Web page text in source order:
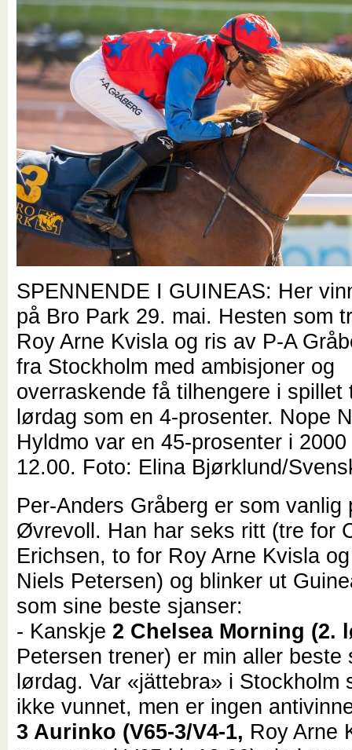
SPENNENDE I GUINEAS: Her
på Bro Park 29. mai. Hesten som
Roy Arne Kvisla og ris av P-A
fra Stockholm med ambisjoner og
overraskende få tilhengere i spillet
lørdag som en 4-prosenter. Nope
Hyldmo var en 45-prosenter i
12.00. Foto: Elina Bjørklund/
Per-Anders Gråberg er som vanlig
Øvrevoll. Han har seks ritt (tre for
Erichsen, to for Roy Arne Kvisla
Niels Petersen) og blinker ut
som sine beste sjanser:
- Kanskje 2 Chelsea Morning (2.
Petersen trener) er min aller beste
lørdag. Var «jättebra» i Stockholm
ikke vunnet, men er ingen
3 Aurinko (V65-3/V4-1, Roy Arne